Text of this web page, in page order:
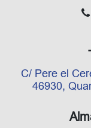
C/ Pere el
46930,